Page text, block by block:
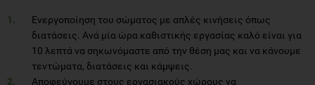
Ενεργοποίηση του σώματος με απλές κινήσεις όπως
διατάσεις. Ανά μία ώρα καθιστικής εργασίας καλό είναι για
10 λεπτά να σηκωνόμαστε από την θέση μας και να κάνουμε
τεντώματα, διατάσεις και κάμψεις.
Αποφεύγουμε στους εργασιακούς χώρους να